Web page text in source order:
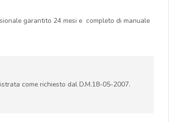
garantito 24 mesi e completo di manuale
come richiesto dal D.M.18-05-2007.